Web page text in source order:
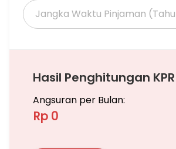
Hasil Penghitungan KPR
Angsuran per Bulan:
Rp 0